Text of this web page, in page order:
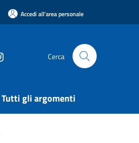
Accedi all'area personale
Cerca
Tutti gli argomenti